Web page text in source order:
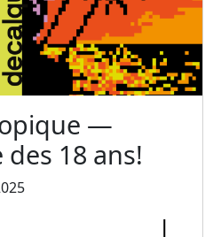
—
18 ans!